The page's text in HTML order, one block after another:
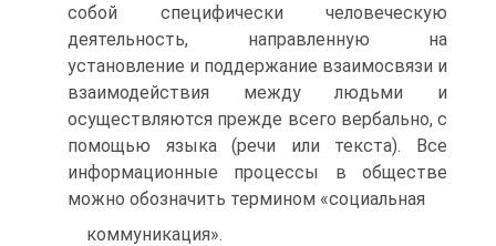
собой специфически человеческую
деятельность, направленную на
установление и поддержание взаимосвязи и
взаимодействия между людьми и
осуществляются прежде всего вербально, с
помощью языка (речи или текста). Все
информационные процессы в обществе
можно обозначить термином «социальная
коммуникация».